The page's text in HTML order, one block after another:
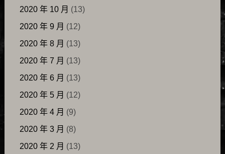
2020 年 10 月 (13)
2020 年 9 月 (12)
2020 年 8 月 (13)
2020 年 7 月 (13)
2020 年 6 月 (13)
2020 年 5 月 (12)
2020 年 4 月 (9)
2020 年 3 月 (8)
2020 年 2 月 (13)